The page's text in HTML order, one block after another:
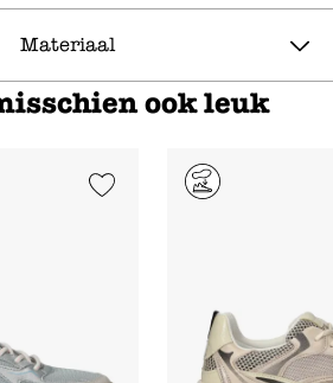
Materiaal
ook leuk
Add to Wishlist